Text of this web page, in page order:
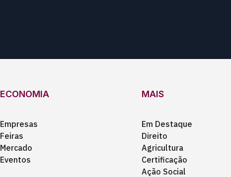
ECONOMIA
Empresas
Feiras
Mercado
Eventos
MAIS
Em Destaque
Direito
Agricultura
Certificação
Ação Social